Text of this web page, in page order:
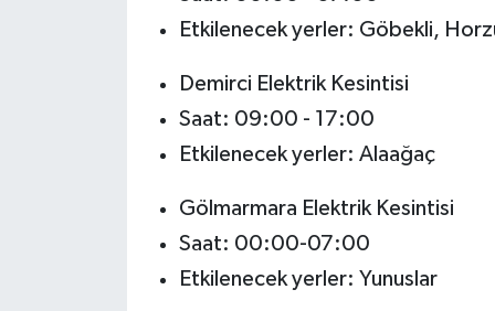
Etkilenecek yerler: Göbekli,
Demirci Elektrik Kesintisi
Saat: 09:00 - 17:00
Etkilenecek yerler: Alaağaç
Gölmarmara Elektrik Kesintisi
Saat: 00:00-07:00
Etkilenecek yerler: Yunuslar